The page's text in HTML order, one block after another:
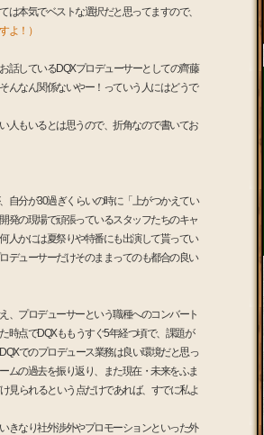
本気でベストな選択だと思ってますので、
よ！）
話しているDQXプロデューサーとしての齊藤
んなん関係ないやー！っていう人にはどうで
人もいるとは思うので、折角なので書いてお
自分が30過ぎくらいの時に「上がつかえてい
発の現場で頑張っているスタッフたちのキャ
人かには夏祭りや特番にも出演して貰ってい
デューサーだけそのままってのも都合の良い
、プロデューサーという職種へのコンバート
時点でDQXももうすぐ5年経つ頃で、課題が
でのプロデュース業務は良い環境だと思っ
ムの過去を振り返り、また現在・未来をふま
見られるという点だけであれば、すでに私よ
きなり社外渉外やプロモーションといった外